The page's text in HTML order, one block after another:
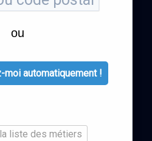
ou
automatiquement !
liste des métiers